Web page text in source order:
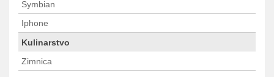
Symbian
Iphone
Kulinarstvo
Zimnica